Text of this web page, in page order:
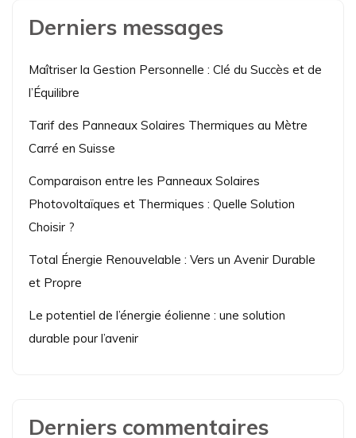
Derniers messages
Maîtriser la Gestion Personnelle : Clé du Succès et de
l’Équilibre
Tarif des Panneaux Solaires Thermiques au Mètre
Carré en Suisse
Comparaison entre les Panneaux Solaires
Photovoltaïques et Thermiques : Quelle Solution
Choisir ?
Total Énergie Renouvelable : Vers un Avenir Durable
et Propre
Le potentiel de l’énergie éolienne : une solution
durable pour l’avenir
Derniers commentaires